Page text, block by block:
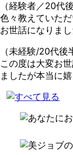
（経験者／20代
色々教えていた
お世話になりま
（未経験/20代
この度は大変お
ましたが本当に
write alternate
not respond